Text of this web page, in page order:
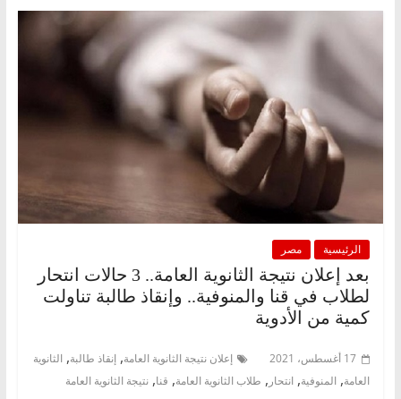
الرئيسية مصر
بعد إعلان نتيجة الثانوية العامة.. 3 حالات انتحار
لطلاب في قنا والمنوفية.. وإنقاذ طالبة تناولت
كمية من الأدوية
17 أغسطس، 2021 إعلان نتيجة الثانوية العامة, إنقاذ طالبة, الثانوية
العامة, المنوفية, انتحار , طلاب الثانوية العامة, قنا, نتيجة الثانوية العامة